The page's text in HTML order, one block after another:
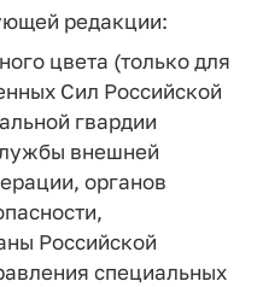
редакции:
цвета (только для
Сил Российской
гвардии
внешней
органов
Российской
специальных